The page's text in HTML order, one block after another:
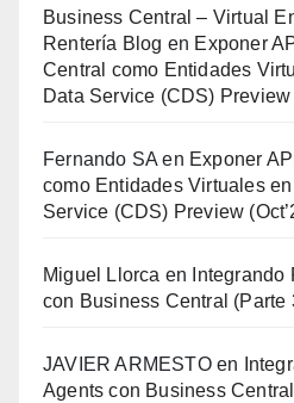
Business Central – Virtual
Rentería Blog en Exponer
Central como Entidades
Data Service (CDS) Preview
Fernando SA en Exponer
como Entidades Virtuales
Service (CDS) Preview
Miguel Llorca en
con Business Central (Parte
JAVIER ARMESTOen
Agents con Business